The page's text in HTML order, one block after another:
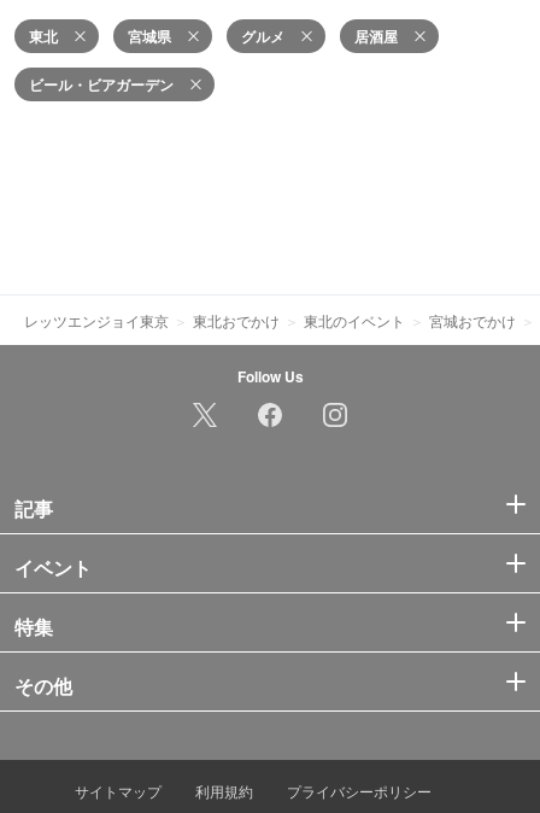
東北 宮城県 グルメ 居酒屋
ビール・ビアガーデン
レッツエンジョイ東京 東北おでかけ 東北のイベント 宮城おでかけ
Follow Us
記事
イベント
特集
その他
サイトマップ 利用規約 プライバシーポリシー